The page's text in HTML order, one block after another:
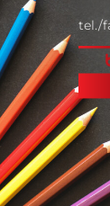
tel./